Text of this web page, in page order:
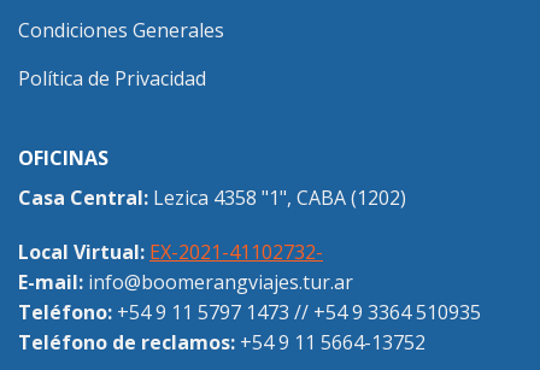
Condiciones Generales
Política de Privacidad
OFICINAS
Casa Central: Lezica 4358 "1", CABA (1202)
Local Virtual: EX-2021-41102732-
E-mail: info@boomerangviajes.tur.ar
Teléfono: +54 9 11 5797 1473 // +54 9 3364 510935
Teléfono de reclamos: +54 9 11 5664-13752